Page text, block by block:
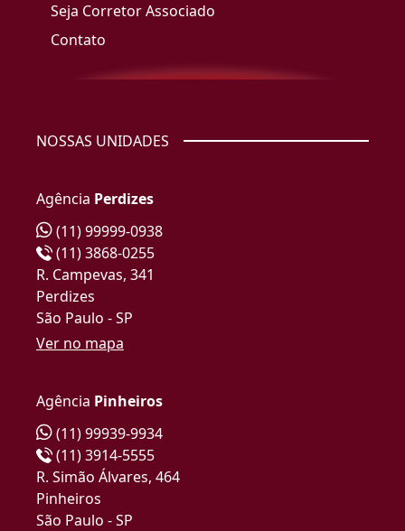
Seja Corretor Associado
Contato
NOSSAS UNIDADES
Agência Perdizes
(11) 99999-0938
(11) 3868-0255
R. Campevas, 341
Perdizes
São Paulo - SP
Ver no mapa
Agência Pinheiros
(11) 99939-9934
(11) 3914-5555
R. Simão Álvares, 464
Pinheiros
São Paulo - SP